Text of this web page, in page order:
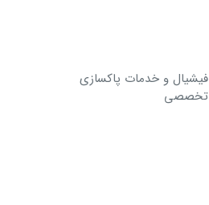
فیشیال و خدمات پاکسازی
تخصصی